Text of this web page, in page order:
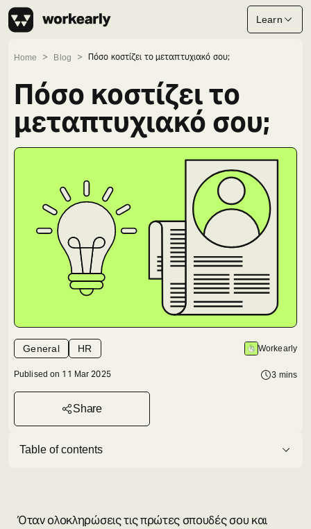
Learn
Home Blog Πόσο κοστίζει το μεταπτυχιακό σου;
General HR
Πόσο κοστίζει το
μεταπτυχιακό σου;
Workearly
Publised on 11 Mar 2025 3 mins
Share
Table of contents
Όταν ολοκληρώσεις τις πρώτες σπουδές σου και